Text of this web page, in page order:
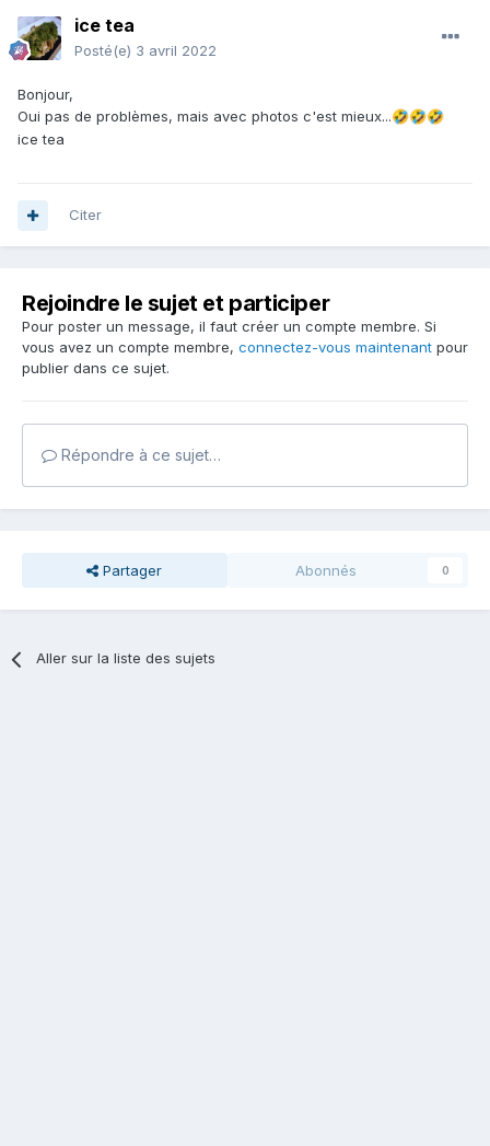
ice tea
Posté(e) 3 avril 2022
Bonjour,
Oui pas de problèmes, mais avec photos c'est mieux...🤣🤣🤣
ice tea
Citer
Rejoindre le sujet et participer
Pour poster un message, il faut créer un compte membre. Si
vous avez un compte membre, connectez-vous maintenant pour
publier dans ce sujet.
Répondre à ce sujet…
Partager Abonnés 0
Aller sur la liste des sujets